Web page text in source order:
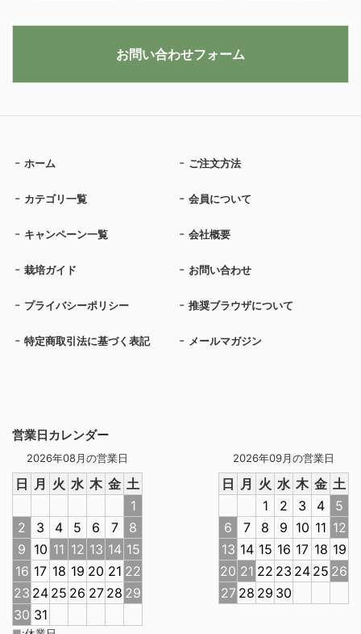
営業日カレンダー
2026年08月の営業日
日 月 火 水 木 金 土
1
2
3 4 5 6 7
8
9 10 11 12 13 14 15
16 17 18 19 20 21 22
23 24 25 26 27 28 29
30 31
2026年09月の営業日
日 月 火 水 木 金 土
1
2 3 4
5
6
7 8 9 10 11 12
13 14 15 16 17 18 19
20 21 22 23 24 25 26
27 28 29 30
ホーム ご注文方法
カテゴリ一覧 会員について
キャンペーン一覧 会社概要
栽培ガイド お問い合わせ
プライバシーポリシー 推奨ブラウザについて
特定商取引法に基づく表記 メールマガジン
お問い合わせフォーム